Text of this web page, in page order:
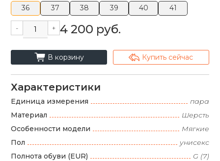
36
37 38 39 40 41
- + 4 200 руб.
cart_fill В корзину arrowshape_turn_up_left_2 Купить сейчас
Характеристики
Единица измерения
пара
Материал
Шерсть
Особенности модели
Мягкие
Пол
унисекс
Полнота обуви (EUR)
G (7)